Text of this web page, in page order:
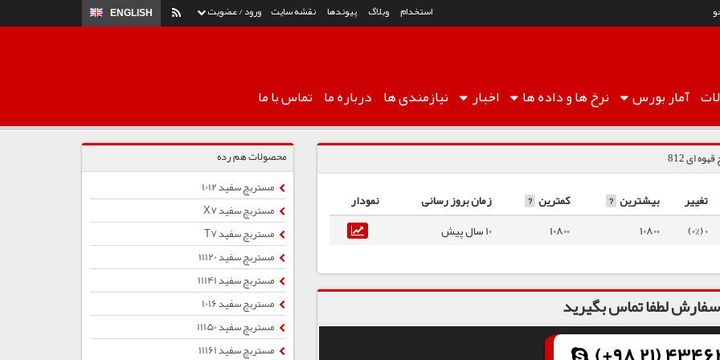
ورود / عضویت ENGLISH استخدام وبلاگ پیوندها نقشه سایت
آماربورس نرخ هاو داده ها اخبار نیازمندی ها درباره ما تماس با ما
ای 812
تغییر بیشترین ? کمترین ? زمان بروز رسانی
نمودار
0 (0%)
10800
10800 10 سال پیش
لطفا تماس بگیرید
محصولات هم رده
مستربچ سفید 1012
مستربچ سفید X7
مستربچ سفید T7
مستربچ سفید 11120
مستربچ سفید 11141
مستربچ سفید 1016
مستربچ سفید 11150
مستربچ سفید 11161